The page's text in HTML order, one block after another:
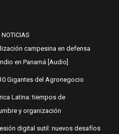
campesina en defensa
en Panamá [Audio]
Gigantes del Agronegocio
Latina: tiempos de
y organización
digital sutil: nuevos desafíos